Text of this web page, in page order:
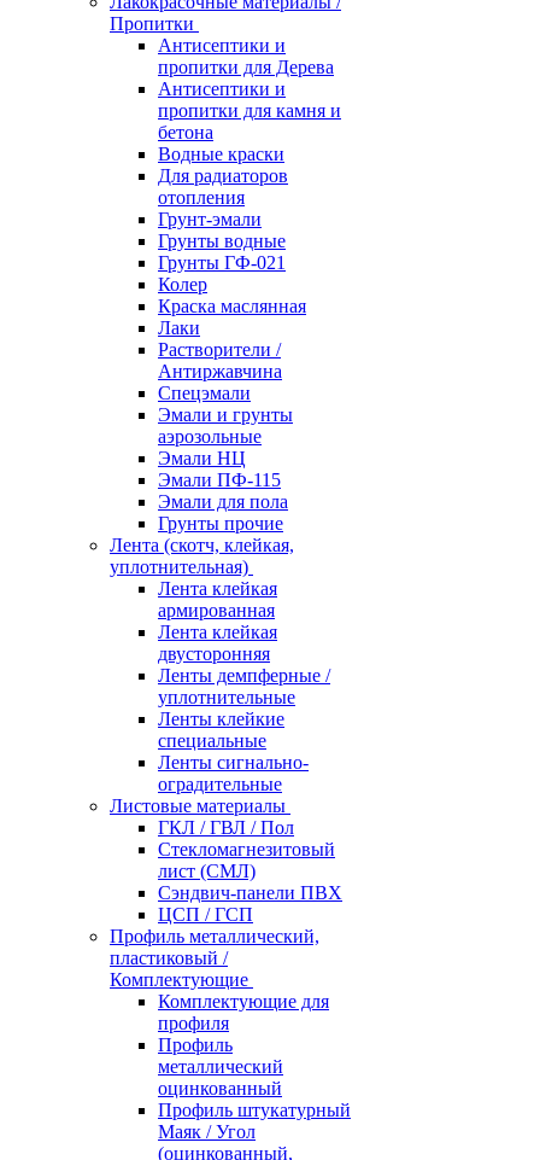
Пропитки
Антисептики и
пропитки для Дерева
Антисептики и
пропитки для камня и
бетона
Водные краски
Для радиаторов
отопления
Грунт-эмали
Грунты водные
Грунты ГФ-021
Колер
Краска маслянная
Лаки
Растворители /
Антиржавчина
Спецэмали
Эмали и грунты
аэрозольные
Эмали НЦ
Эмали ПФ-115
Эмали для пола
Грунты прочие
Лента (скотч, клейкая,
уплотнительная)
Лента клейкая
армированная
Лента клейкая
двусторонняя
Ленты демпферные /
уплотнительные
Ленты клейкие
специальные
Ленты сигнально-
оградительные
Листовые материалы
ГКЛ / ГВЛ / Пол
Стекломагнезитовый
лист (СМЛ)
Сэндвич-панели ПВХ
ЦСП / ГСП
Профиль металлический,
пластиковый /
Комплектующие
Комплектующие для
профиля
Профиль
металлический
оцинкованный
Профиль штукатурный
Маяк / Угол
(оцинкованный,